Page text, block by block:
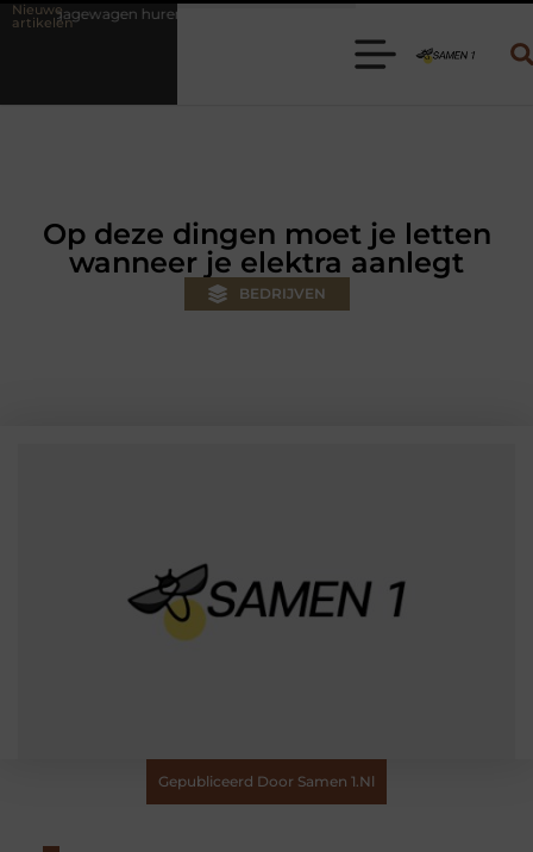
Nieuwe
artikelenKies de juiste aanhanger voor jouw klus
Op deze dingen moet je letten
wanneer je elektra aanlegt
BEDRIJVEN
Gepubliceerd Door Samen 1.nl